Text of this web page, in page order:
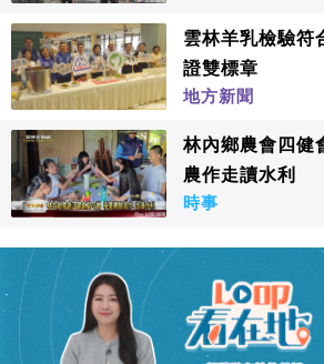
雲林羊乳檢驗符
證雙標章
地方新聞
林內鄉農會四健
農作走讀水利
時事